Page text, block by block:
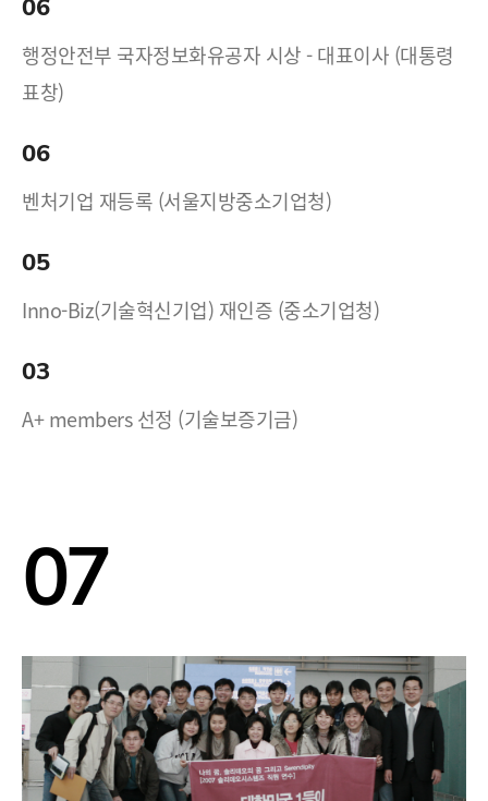
06
행정안전부 국자정보화유공자 시상 - 대표이사 (대통령
표창)
06
벤처기업 재등록 (서울지방중소기업청)
05
Inno-Biz(기술혁신기업) 재인증 (중소기업청)
03
A+ members 선정 (기술보증기금)
07